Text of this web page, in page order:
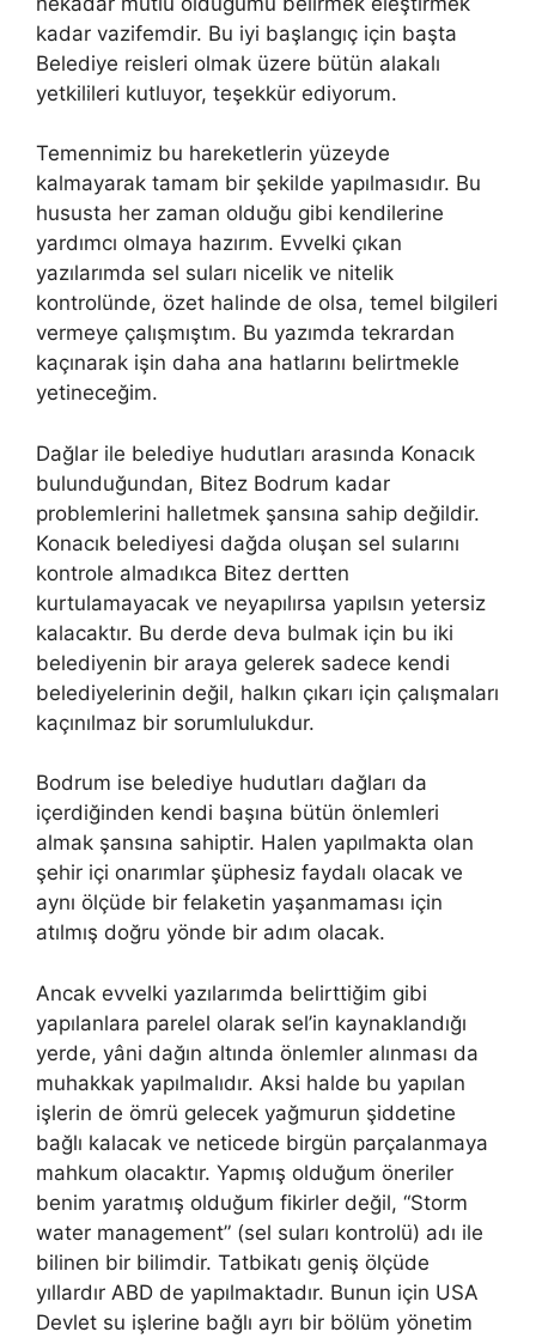
kadar vazifemdir. Bu iyi başlangıç için başta
Belediye reisleri olmak üzere bütün alakalı
yetkilileri kutluyor, teşekkür ediyorum.
Temennimiz bu hareketlerin yüzeyde
kalmayarak tamam bir şekilde yapılmasıdır. Bu
hususta her zaman olduğu gibi kendilerine
yardımcı olmaya hazırım. Evvelki çıkan
yazılarımda sel suları nicelik ve nitelik
kontrolünde, özet halinde de olsa, temel bilgileri
vermeye çalışmıştım. Bu yazımda tekrardan
kaçınarak işin daha ana hatlarını belirtmekle
yetineceğim.
Dağlar ile belediye hudutları arasında Konacık
bulunduğundan, Bitez Bodrum kadar
problemlerini halletmek şansına sahip değildir.
Konacık belediyesi dağda oluşan sel sularını
kontrole almadıkca Bitez dertten
kurtulamayacak ve neyapılırsa yapılsın yetersiz
kalacaktır. Bu derde deva bulmak için bu iki
belediyenin bir araya gelerek sadece kendi
belediyelerinin değil, halkın çıkarı için çalışmaları
kaçınılmaz bir sorumlulukdur.
Bodrum ise belediye hudutları dağları da
içerdiğinden kendi başına bütün önlemleri
almak şansına sahiptir. Halen yapılmakta olan
şehir içi onarımlar şüphesiz faydalı olacak ve
aynı ölçüde bir felaketin yaşanmaması için
atılmış doğru yönde bir adım olacak.
Ancak evvelki yazılarımda belirttiğim gibi
yapılanlara parelel olarak sel’in kaynaklandığı
yerde, yâni dağın altında önlemler alınması da
muhakkak yapılmalıdır. Aksi halde bu yapılan
işlerin de ömrü gelecek yağmurun şiddetine
bağlı kalacak ve neticede birgün parçalanmaya
mahkum olacaktır. Yapmış olduğum öneriler
benim yaratmış olduğum fikirler değil, “Storm
water management” (sel suları kontrolü) adı ile
bilinen bir bilimdir. Tatbikatı geniş ölçüde
yıllardır ABD de yapılmaktadır. Bunun için USA
Devlet su işlerine bağlı ayrı bir bölüm yönetim